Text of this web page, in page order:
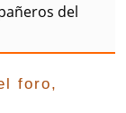
del
foro,